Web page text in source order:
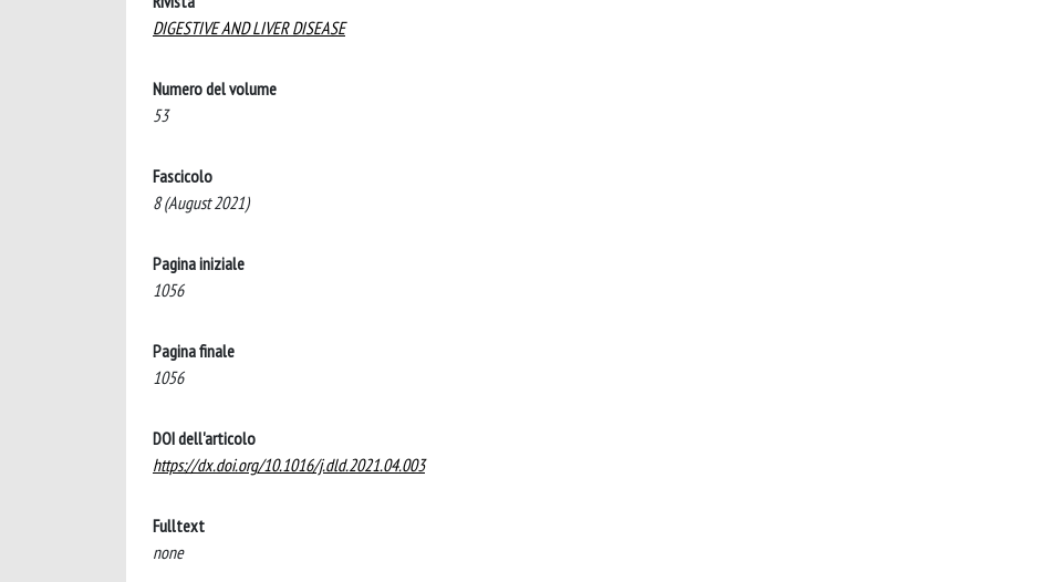
DIGESTIVE AND LIVER DISEASE
Numero del volume
53
Fascicolo
8 (August 2021)
Pagina iniziale
1056
Pagina finale
1056
DOI dell'articolo
https://dx.doi.org/10.1016/j.dld.2021.04.003
Fulltext
none